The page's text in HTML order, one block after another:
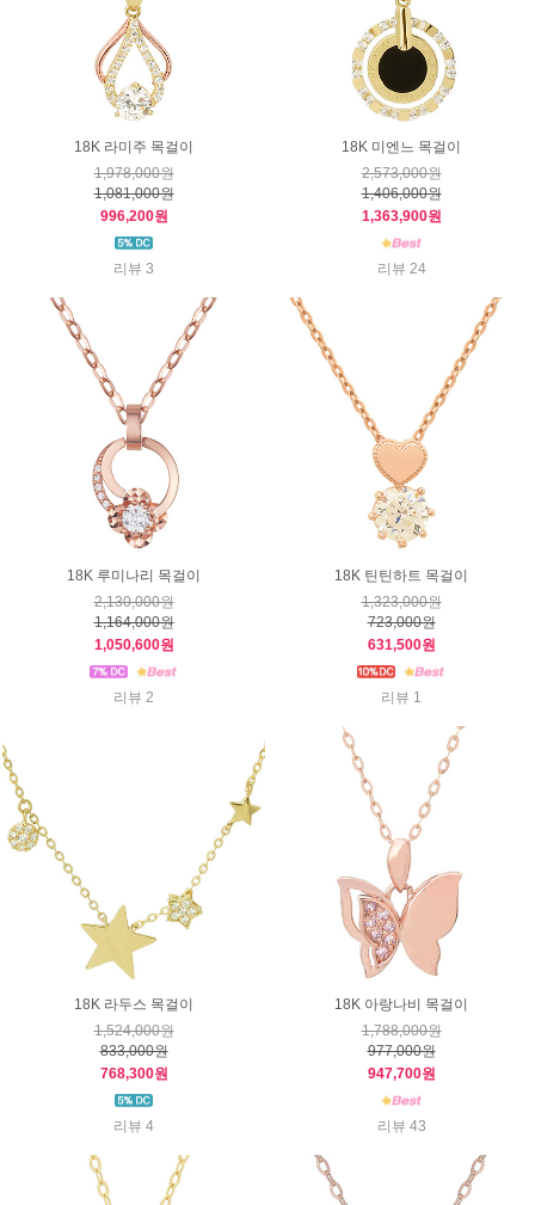
18K 라미주 목걸이
1,978,000원
1,081,000원
996,200원
리뷰 3
18K 미엔느 목걸이
2,573,000원
1,406,000원
1,363,900원
리뷰 24
18K 루미나리 목걸이
2,130,000원
1,164,000원
1,050,600원
리뷰 2
18K 틴틴하트 목걸이
1,323,000원
723,000원
631,500원
리뷰 1
18K 라두스 목걸이
1,524,000원
833,000원
768,300원
리뷰 4
18K 아랑나비 목걸이
1,788,000원
977,000원
947,700원
리뷰 43